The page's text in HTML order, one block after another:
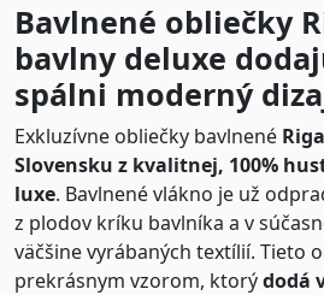
Bavlnené obliečky
bavlny deluxe
spálni moderný
Exkluzívne obliečky bavlnené Riga
Slovensku z kvalitnej, 100%
luxe. Bavlnené vlákno je už
z plodov kríku bavlníka a v
väčšine vyrábaných textílií. Tieto
prekrásnym vzorom, ktorýdodá